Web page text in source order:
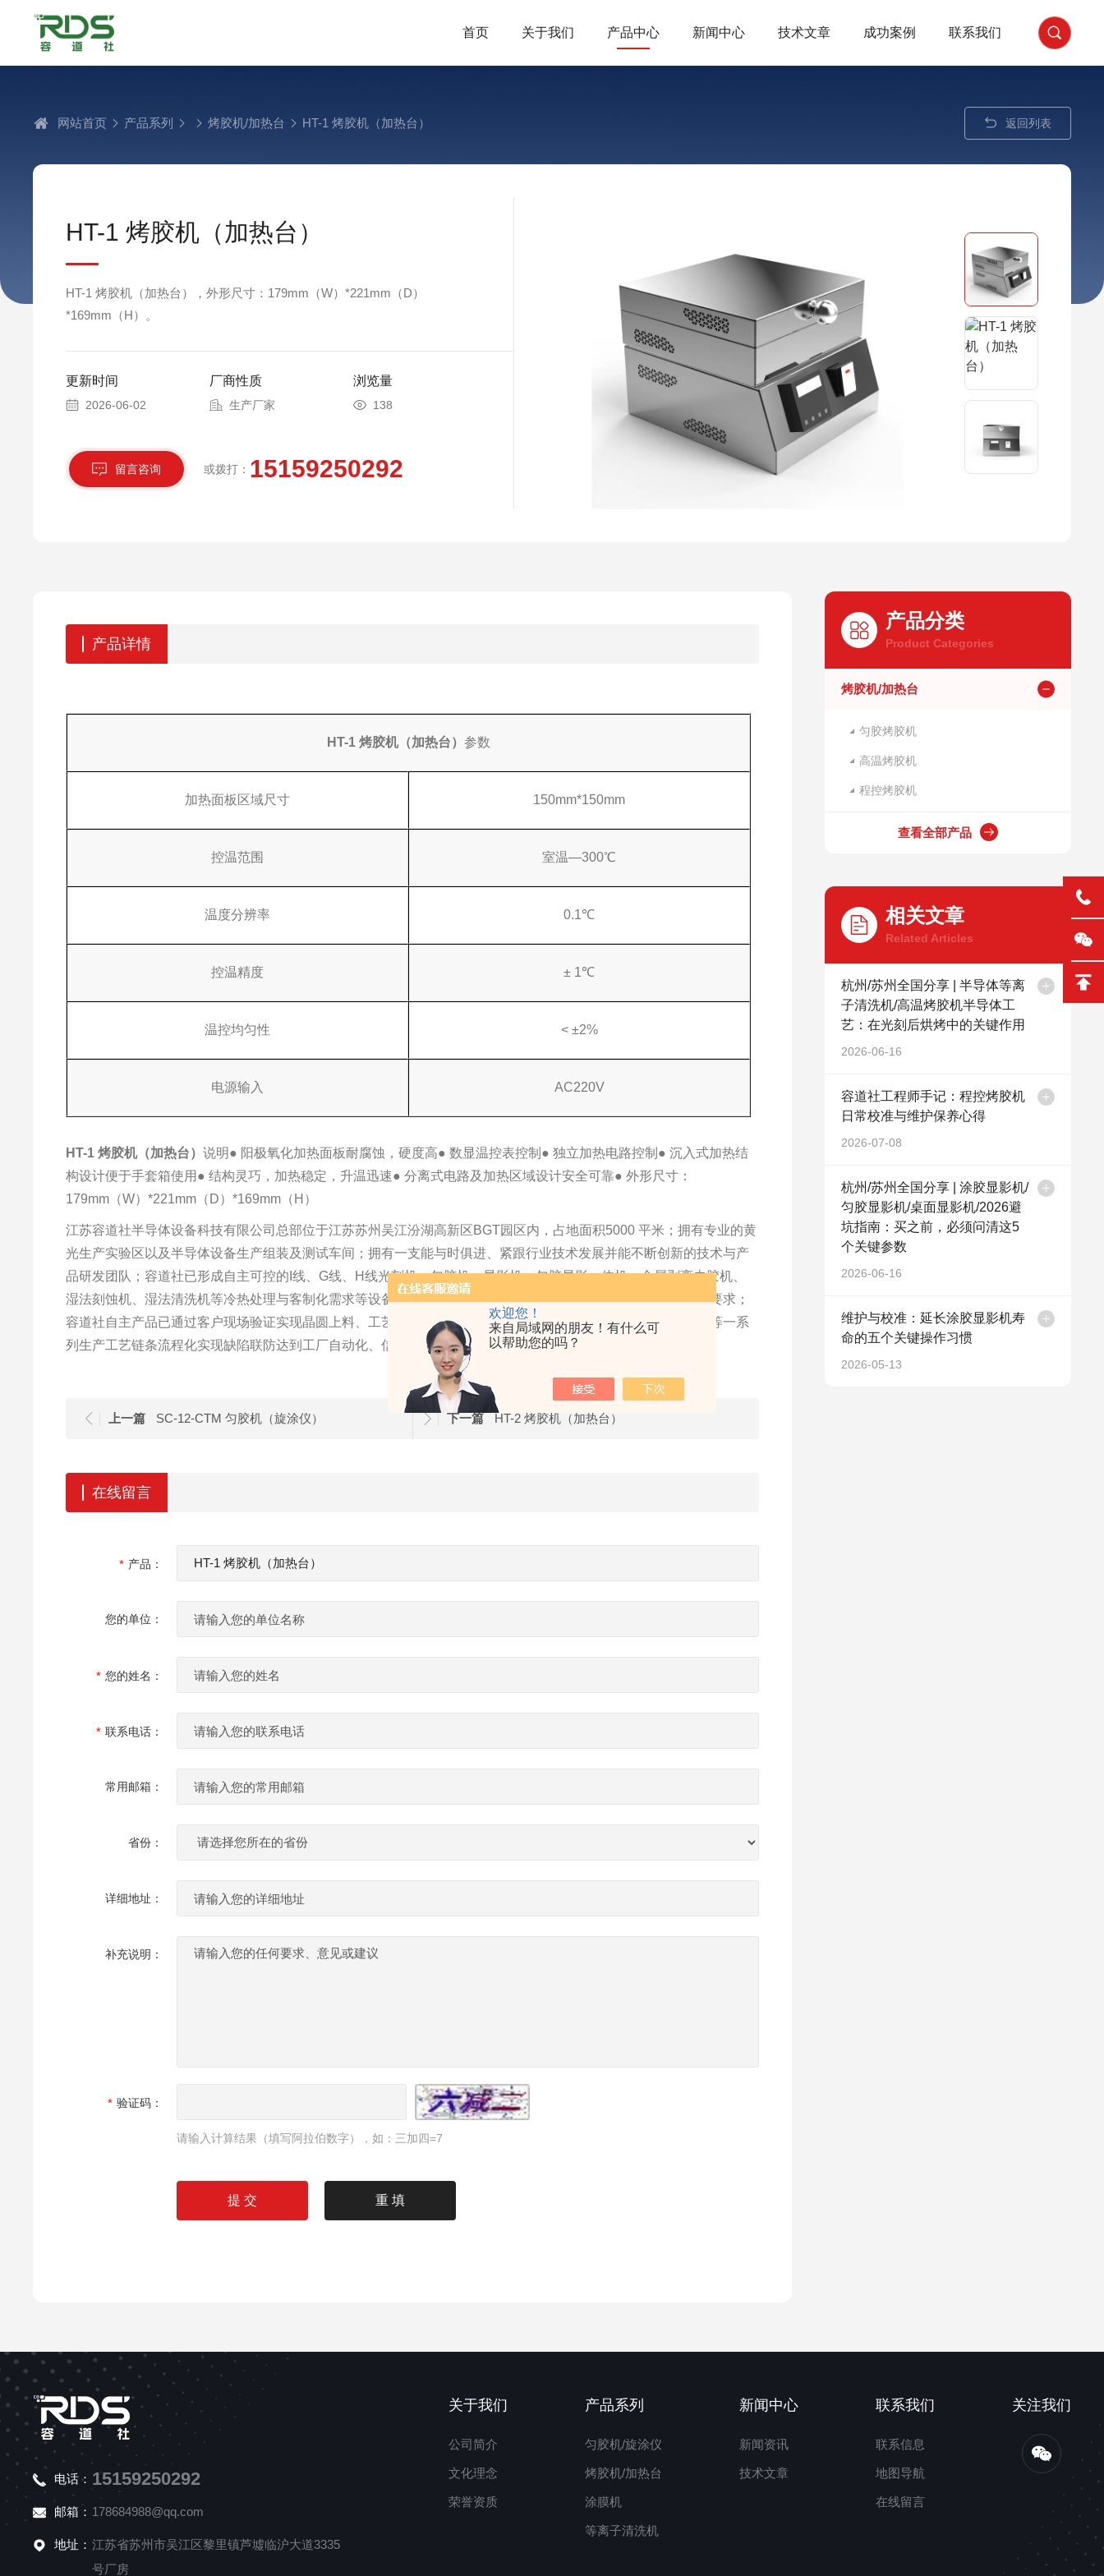
欢迎您！
来自局域网的朋友！有什么可
以帮助您的吗？
首页 关于我们 产品中心 新闻中心 技术文章 成功案例 联系我们
网站首页 产品系列 烤胶机/加热台 HT-1 烤胶机（加热台） 返回列表
HT-1 烤胶机（加热台）
HT-1 烤胶机（加热台），外形尺寸：179mm（W）*221mm（D）
*169mm（H）。
更新时间
2026-06-02
厂商性质
生产厂家
浏览量
138
留言咨询 或拨打： 15159250292
产品分类
Product Categories
烤胶机/加热台
匀胶烤胶机
高温烤胶机
程控烤胶机
查看全部产品
相关文章
Related Articles
杭州/苏州全国分享 | 半导体等离
子清洗机/高温烤胶机半导体工
艺：在光刻后烘烤中的关键作用
2026-06-16
容道社工程师手记：程控烤胶机
日常校准与维护保养心得
2026-07-08
杭州/苏州全国分享 | 涂胶显影机/
匀胶显影机/桌面显影机/2026避
坑指南：买之前，必须问清这5
个关键参数
2026-06-16
维护与校准：延长涂胶显影机寿
命的五个关键操作习惯
2026-05-13
产品详情
HT-1 烤胶机（加热台） 参数
加热面板区域尺寸 150mm*150mm
控温范围 室温—300℃
温度分辨率 0.1℃
控温精度 ± 1℃
温控均匀性 < ±2%
电源输入 AC220V
HT-1 烤胶机（加热台）说明● 阳极氧化加热面板耐腐蚀，硬度高● 数显温控表控制 ● 独立加热电路控制 ● 沉入式加热结
构设计便于手套箱使用 ● 结构灵巧，加热稳定，升温迅速● 分离式电路及加热区域设计安全可靠● 外形尺寸：
179mm（W）*221mm（D）*169mm（H）
江苏容道社半导体设备科技有限公司总部位于江苏苏州吴江汾湖高新区BGT园区内，占地面积5000 平米；拥有专业的黄
光生产实验区以及半导体设备生产组装及测试车间；拥有一支能与时俱进、紧跟行业技术发展并能不断创新的技术与产
品研发团队；容道社已形成自主可控的I线、G线、H线光刻机、匀胶机、显影机、匀胶显影一体机、金属剥离去胶机、
湿法刻蚀机、湿法清洗机等冷热处理与客制化需求等设备产品系列与独立模块产品，可适应不同工艺等级的客户要求；
容道社自主产品已通过客户现场验证实现晶圆上料、工艺传送、匀胶、光刻、显影、金属剥离去胶、刻蚀，清洗等一系
列生产工艺链条流程化实现缺陷联防达到工厂自动化、信息化、智能化。
上一篇 SC-12-CTM 匀胶机（旋涂仪） 下一篇 HT-2 烤胶机（加热台）
在线留言
产品：
您的单位：
您的姓名：
联系电话：
常用邮箱：
省份：
详细地址：
补充说明：
验证码：
请输入计算结果（填写阿拉伯数字），如：三加四=7
电话： 15159250292
邮箱： 178684988@qq.com
地址： 江苏省苏州市吴江区黎里镇芦墟临沪大道3335
号厂房
关于我们
公司简介
文化理念
荣誉资质
产品系列
匀胶机/旋涂仪
烤胶机/加热台
涂膜机
等离子清洗机
新闻中心
新闻资讯
技术文章
联系我们
联系信息
地图导航
在线留言
关注我们